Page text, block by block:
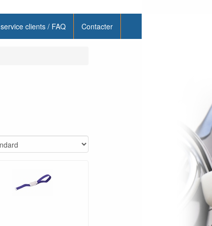
service clients / FAQ Contacter